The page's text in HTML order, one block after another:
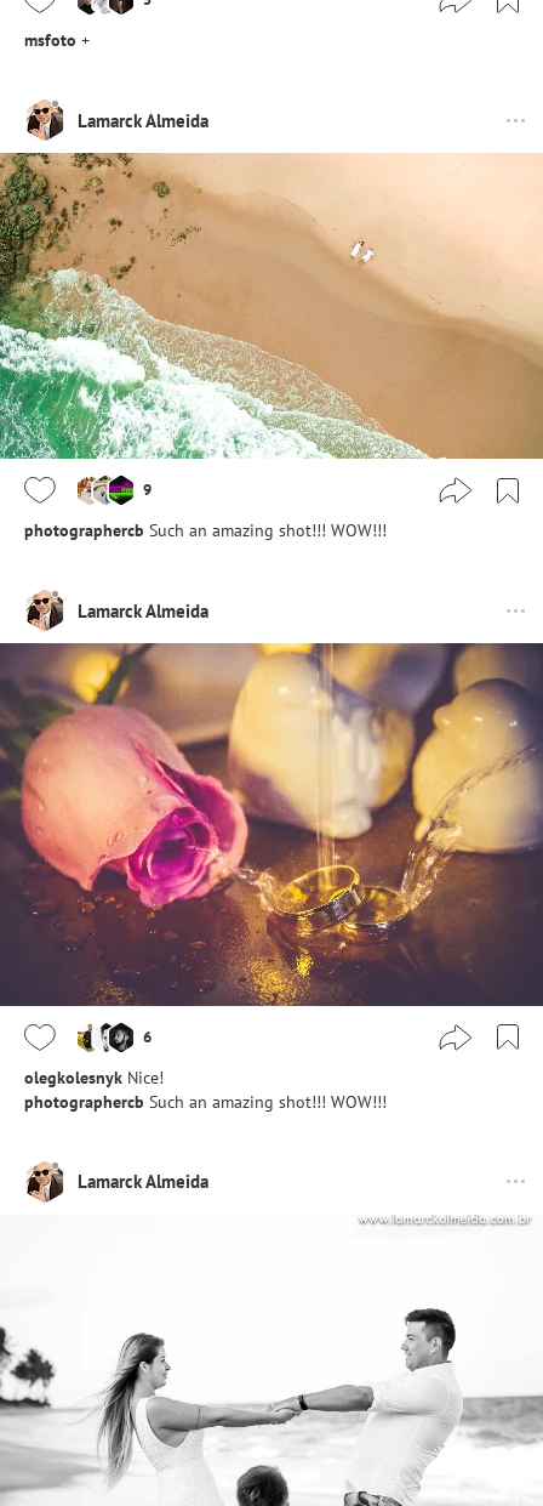
msfoto +
Lamarck Almeida
9
photographercb Such an amazing shot!!! WOW!!!
Lamarck Almeida
6
olegkolesnyk Nice!
photographercb Such an amazing shot!!! WOW!!!
Lamarck Almeida